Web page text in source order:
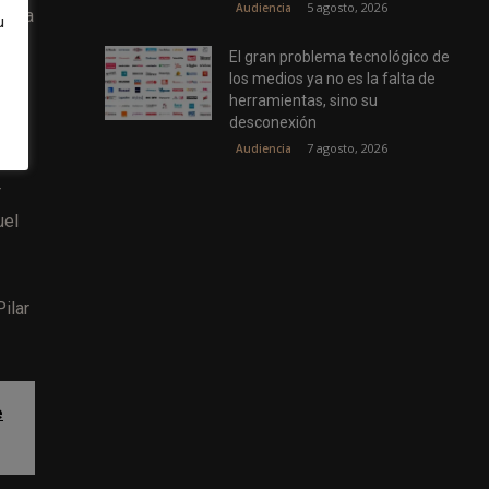
Audiencia 5 agosto, 2026
El gran problema tecnológico de
los medios ya no es la falta de
herramientas, sino su
desconexión
Audiencia 7 agosto, 2026